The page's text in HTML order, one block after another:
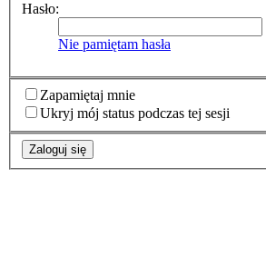
Hasło:
Nie pamiętam hasła
Zapamiętaj mnie
Ukryj mój status podczas tej sesji